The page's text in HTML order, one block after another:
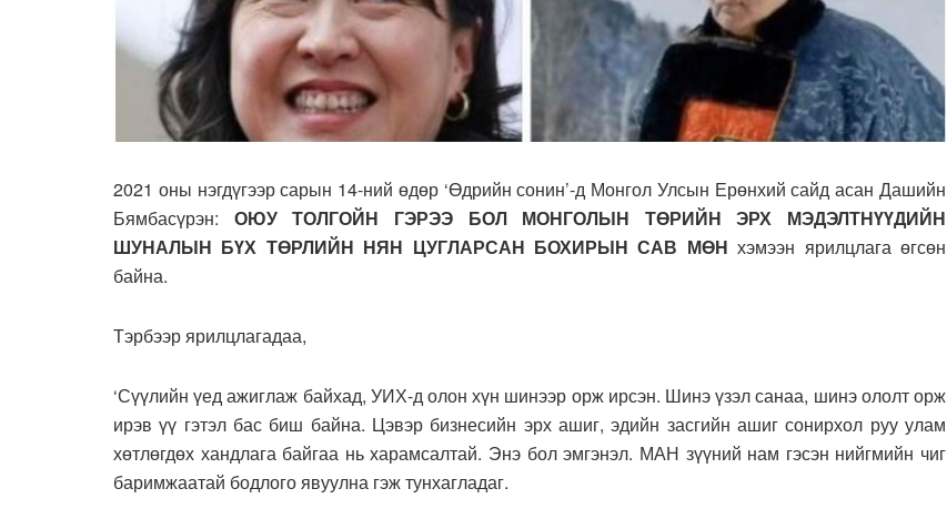
2021 оны нэгдүгээр сарын 14-ний өдөр ‘Өдрийн сонин’-д Монгол Улсын Ерөнхий сайд асан Дашийн
Бямбасүрэн: ОЮУ ТОЛГОЙН ГЭРЭЭБОЛМОНГОЛЫН ТӨРИЙН ЭРХ МЭДЭЛТНҮҮДИЙН
ШУНАЛЫН БҮХ ТӨРЛИЙН НЯН ЦУГЛАРСАН БОХИРЫН САВ МӨНхэмээн ярилцлага өгсөн
байна.
Тэрбээр ярилцлагадаа,
‘Сүүлийн үед ажиглаж байхад, УИХ-д олон хүн шинээр орж ирсэн. Шинэ үзэл санаа, шинэ ололт орж
ирэв үү гэтэл бас биш байна. Цэвэр бизнесийн эрх ашиг, эдийн засгийн ашиг сонирхол руу улам
хөтлөгдөх хандлага байгаа нь харамсалтай. Энэ бол эмгэнэл. МАН зүүний нам гэсэн нийгмийн чиг
баримжаатай бодлого явуулна гэж тунхагладаг.